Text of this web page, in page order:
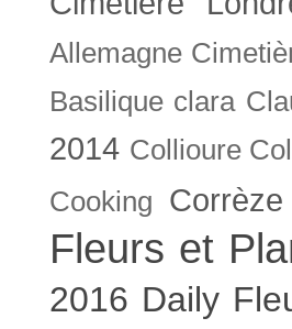
Allemagne
Basilique clara
2014 Collioure
Cooking
Corrèze
Fleurs et
2016 Daily